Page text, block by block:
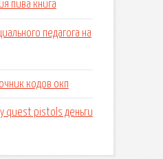
пива книга
педагога на
кодов окп
quest pistols деньги